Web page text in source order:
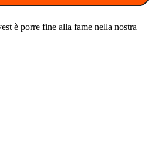
è porre fine alla fame nella nostra